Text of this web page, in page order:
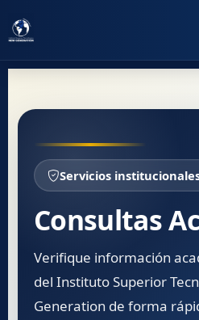
Servicios
Consultas
Verifique información
del Instituto Superior
Generation de forma